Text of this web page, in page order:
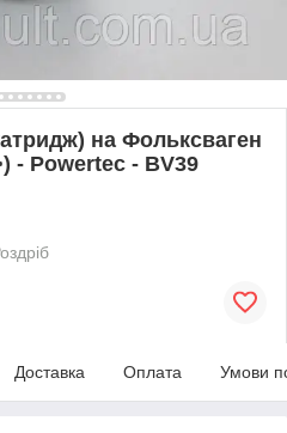
на Фольксваген
- Powertec - BV39
Доставка Оплата Умови